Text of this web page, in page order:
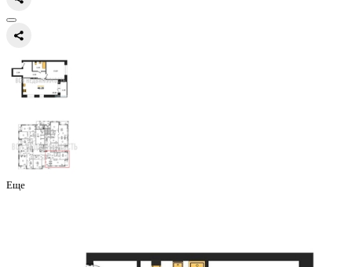
1-комнатная квартира, 48.28
этаж
Воронеж, Кривошеина ул., д. 13/14